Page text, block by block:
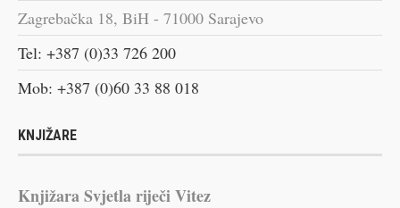
Zagrebačka 18, BiH - 71000 Sarajevo
Tel: +387 (0)33 726 200
Mob: +387 (0)60 33 88 018
KNJIŽARE
Knjižara Svjetla riječi Vitez